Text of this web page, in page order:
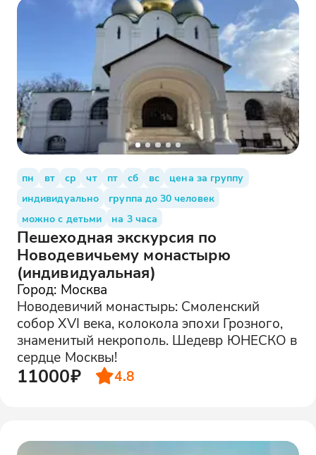
пн вт ср чт пт сб вс
цена за группу
индивидуально
группа до 30 человек
можно с детьми
на 3 часа
Пешеходная экскурсия по
Новодевичьему монастырю
(индивидуальная)
Город: Москва
Новодевичий монастырь: Смоленский
собор XVI века, колокола эпохи Грозного,
знаменитый некрополь. Шедевр ЮНЕСКО в
сердце Москвы!
11000₽ 4.8